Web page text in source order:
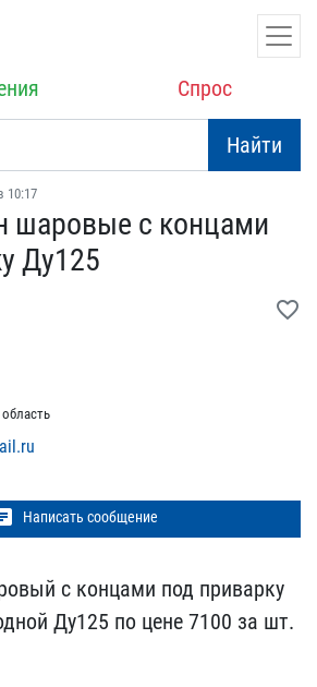
Спрос
Найти
10:17
шаровые с ко​нцами
Ду125
favorite_border
Написать сообщение
с ко​нцами под приварку
Ду125 по ​цене 7100 за шт.